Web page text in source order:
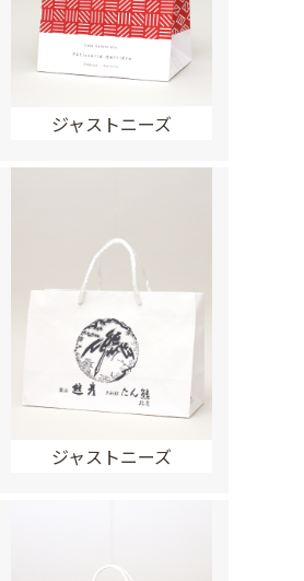
ジャストニーズ
ジャストニーズ